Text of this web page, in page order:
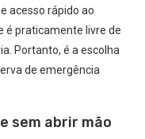
acesso rápido ao
é praticamente livre de
Portanto, é a escolha
de emergência
sem abrir mão